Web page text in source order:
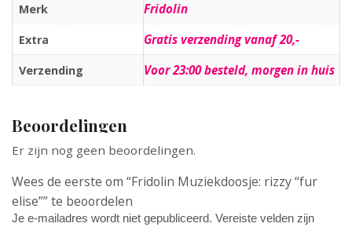
Merk Fridolin
Extra Gratis verzending vanaf 20,-
Verzending Voor 23:00 besteld, morgen in huis
Beoordelingen
Er zijn nog geen beoordelingen.
Wees de eerste om “Fridolin Muziekdoosje: rizzy “fur
elise”” te beoordelen
Je e-mailadres wordt niet gepubliceerd. Vereiste velden zijn